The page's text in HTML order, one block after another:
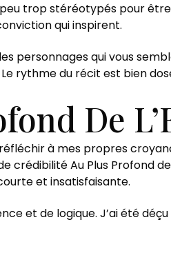
trop stéréotypés pour être
qui inspirent.
personnages qui vous
rythme du récit est bien
De
à mes propres
Au Plus Profond
et insatisfaisante.
et de logique. J’ai été